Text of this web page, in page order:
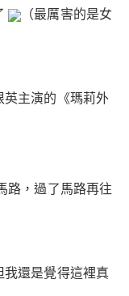
（最厲害的是女
英主演的《瑪莉外
路，過了馬路再往
還是覺得這裡真